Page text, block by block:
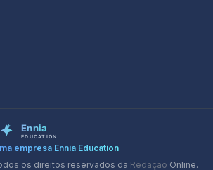
empresa Ennia Education
os direitos reservados da Redação Online.